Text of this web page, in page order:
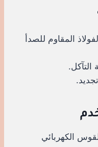
المقاوم للصدأ
الكهربائي